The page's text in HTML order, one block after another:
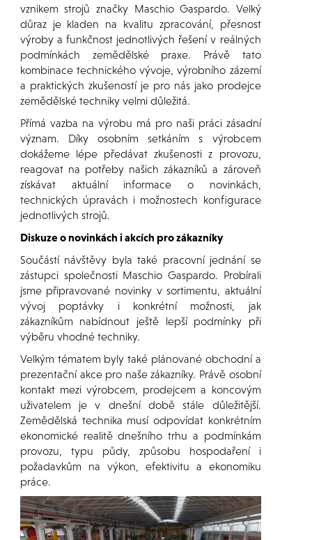
vznikem strojů značky Maschio Gaspardo. Velký
důraz je kladen na kvalitu zpracování, přesnost
výroby a funkčnost jednotlivých řešení v reálných
podmínkách zemědělské praxe. Právě tato
kombinace technického vývoje, výrobního zázemí
a praktických zkušeností je pro nás jako prodejce
zemědělské techniky velmi důležitá.
Přímá vazba na výrobu má pro naši práci zásadní
význam. Díky osobním setkáním s výrobcem
dokážeme lépe předávat zkušenosti z provozu,
reagovat na potřeby našich zákazníků a zároveň
získávat aktuální informace o novinkách,
technických úpravách i možnostech konfigurace
jednotlivých strojů.
Diskuze o novinkách i akcích pro zákazníky
Součástí návštěvy byla také pracovní jednání se
zástupci společnosti Maschio Gaspardo. Probírali
jsme připravované novinky v sortimentu, aktuální
vývoj poptávky i konkrétní možnosti, jak
zákazníkům nabídnout ještě lepší podmínky při
výběru vhodné techniky.
Velkým tématem byly také plánované obchodní a
prezentační akce pro naše zákazníky. Právě osobní
kontakt mezi výrobcem, prodejcem a koncovým
uživatelem je v dnešní době stále důležitější.
Zemědělská technika musí odpovídat konkrétním
ekonomické realitě dnešního trhu a podmínkám
provozu, typu půdy, způsobu hospodaření i
požadavkům na výkon, efektivitu a ekonomiku
práce.